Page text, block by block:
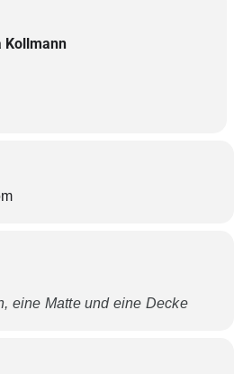
Kollmann
eine Matte und eine Decke